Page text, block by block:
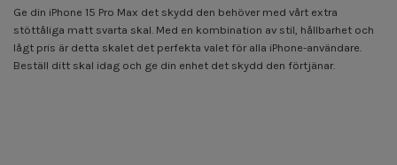
Ge din iPhone 15 Pro Max det skydd den behöver med vårt extra
stöttåliga matt svarta skal. Med en kombination av stil, hållbarhet och
lågt pris är detta skalet det perfekta valet för alla iPhone-användare.
Beställ ditt skal idag och ge din enhet det skydd den förtjänar.